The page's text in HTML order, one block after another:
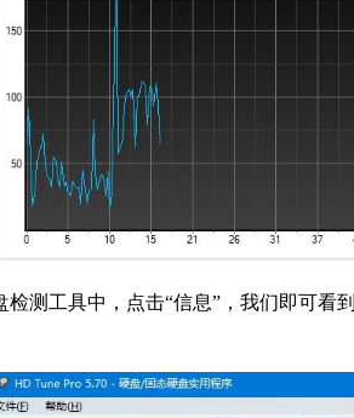
测工具中，点击“信息”，我们即可看